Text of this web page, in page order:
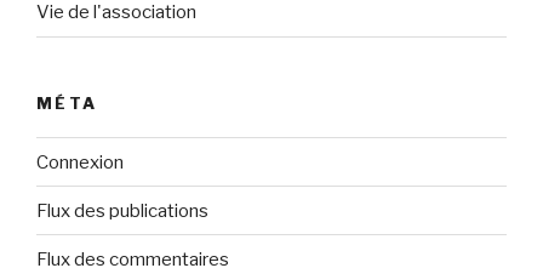
Vie de l'association
MÉTA
Connexion
Flux des publications
Flux des commentaires